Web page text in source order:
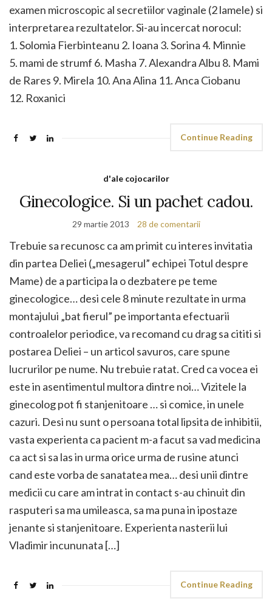
examen microscopic al secretiilor vaginale (2 lamele) si
interpretarea rezultatelor. Si-au incercat norocul:
1. Solomia Fierbinteanu 2. Ioana 3. Sorina 4. Minnie
5. mami de strumf 6. Masha 7. Alexandra Albu 8. Mami
de Rares 9. Mirela 10. Ana Alina 11. Anca Ciobanu
12. Roxanici
Continue Reading
d'ale cojocarilor
Ginecologice. Si un pachet cadou.
29 martie 2013 28 de comentarii
Trebuie sa recunosc ca am primit cu interes invitatia
din partea Deliei („mesagerul” echipei Totul despre
Mame) de a participa la o dezbatere pe teme
ginecologice… desi cele 8 minute rezultate in urma
montajului „bat fierul” pe importanta efectuarii
controalelor periodice, va recomand cu drag sa cititi si
postarea Deliei – un articol savuros, care spune
lucrurilor pe nume. Nu trebuie ratat. Cred ca vocea ei
este in asentimentul multora dintre noi… Vizitele la
ginecolog pot fi stanjenitoare … si comice, in unele
cazuri. Desi nu sunt o persoana total lipsita de inhibitii,
vasta experienta ca pacient m-a facut sa vad medicina
ca act si sa las in urma orice urma de rusine atunci
cand este vorba de sanatatea mea… desi unii dintre
medicii cu care am intrat in contact s-au chinuit din
rasputeri sa ma umileasca, sa ma puna in ipostaze
jenante si stanjenitoare. Experienta nasterii lui
Vladimir incununata […]
Continue Reading